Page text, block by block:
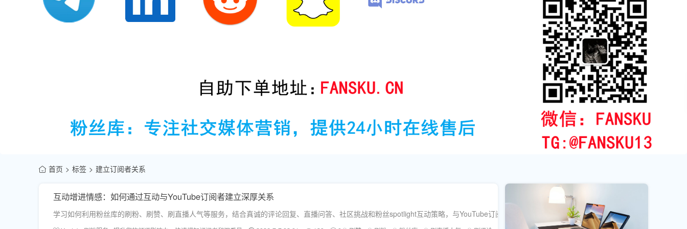
首页 标签 建立订阅者关系
互动增进情感：如何通过互动与YouTube订阅者建立深厚关系
学习如何利用粉丝库的刷粉、刷赞、刷直播人气等服务，结合真诚的评论回复、直播问答、社区挑战和粉丝spotlight互动策略，与YouTube订阅者建立持久的情感纽带。